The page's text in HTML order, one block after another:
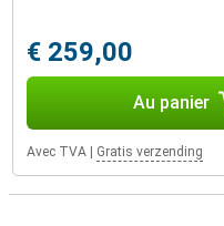
€ 259,00
Au panier
Avec TVA Gratis verzending